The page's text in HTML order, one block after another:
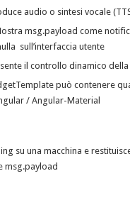
audio o sintesi vocale
msg.payload come
sull’interfaccia utente
il controllo dinamico
può contenere
/ Angular-Material
su una macchina e
msg.payload